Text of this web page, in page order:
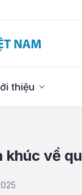
thiệu
khúc về